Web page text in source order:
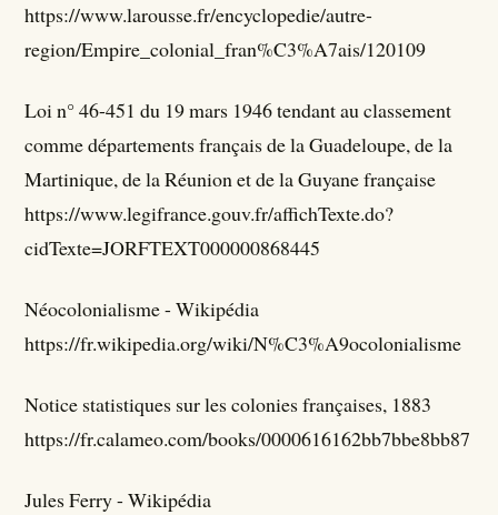
https://www.larousse.fr/encyclopedie/autre-
region/Empire_colonial_fran%C3%A7ais/120109
Loi n° 46-451 du 19 mars 1946 tendant au classement
comme départements français de la Guadeloupe, de la
Martinique, de la Réunion et de la Guyane française
https://www.legifrance.gouv.fr/affichTexte.do?
cidTexte=JORFTEXT000000868445
Néocolonialisme - Wikipédia
https://fr.wikipedia.org/wiki/N%C3%A9ocolonialisme
Notice statistiques sur les colonies françaises, 1883
https://fr.calameo.com/books/0000616162bb7bbe8bb87
Jules Ferry - Wikipédia